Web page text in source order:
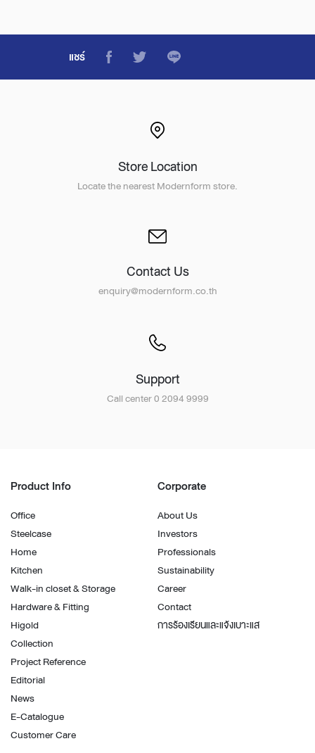
แชร์
Store Location
Locate the nearest Modernform store.
Contact Us
enquiry@modernform.co.th
Support
Call center 0 2094 9999
Product Info
Office
Steelcase
Home
Kitchen
Walk-in closet & Storage
Hardware & Fitting
Higold
Collection
Project Reference
Editorial
News
E-Catalogue
Customer Care
Corporate
About Us
Investors
Professionals
Sustainability
Career
Contact
การร้องเรียนและแจ้งเบาะแส